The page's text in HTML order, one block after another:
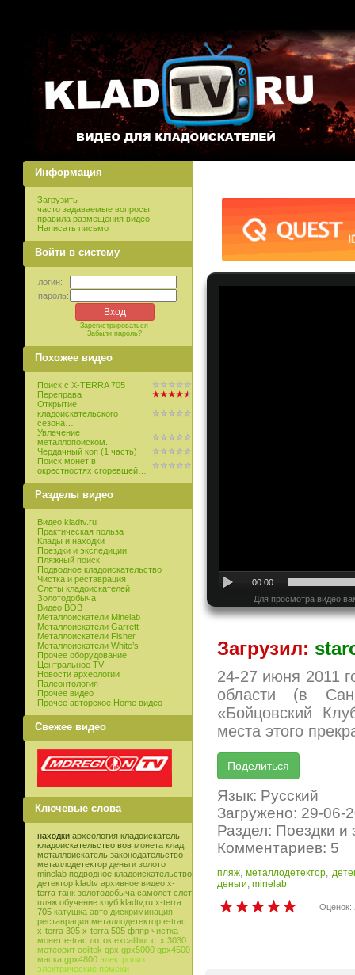
Информация
Загрузить
часто задаваемые вопросы
правила размещения видео
Написать письмо
Войти в систему
логин:
пароль:
Зарегистрироваться
Забыли пароль?
Похожее видео
Поиск с X-TERRA 705
Переправа
Открытие
кладоискательского
сезона…
Увлечение
металлопоиском.
Чердачный коп (1 часть)
Поиск монет в
окрестностях сгоревшей…
Разделы видео
Видео kladtv.ru
Практическая польза
Клады и находки
Поездки и экспедиции
Пляжный поиск
Подводное кладоискательство
Чистка и реставрация
Слеты кладоискателей
Золотодобыча
Видео ВОВ
Металлоискатели Minelab
Металлоискатели Garrett
Металлоискатели Fisher
Металлоискатели White’s
Прочее оборудование
Центральное TV
Новости археологии
Палеонтология
Прочее видео
Прочее авторское Home видео
Свежее видео
Ключевые слова
находки археология кладоискатель
кладоискательство вов монета клад
металлоискатель законодательство
металлодетектор деньги золото
minelab подводное кладоискательство
детектор kladtv архивное видео x-
terra танк золотодобыча самолет слет
пляж обучение клуб kladtv,ru x-terra
705 катушка авто дискриминация
реставрация металлодетектор e-trac
x-terra 305 x-terra 505 фппр чистка
монет e-trac лоток excalibur стх 3030
метеорит coiltek gpx gpx5000 gpx4500
маска gpx4800 электролиз
электрические помехи
00:00
Для просмотра видео
Загрузил:
24-27 июня 2011
области (в
«Бойцовский
места этого
Язык: Русский
Загружено: 29-06-
Раздел: Поездки и
Комментариев: 5
пляж,металлодетектор,
деньги, minelab
Оценок: